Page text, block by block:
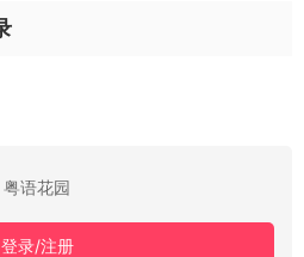
粤语花园
登录/注册